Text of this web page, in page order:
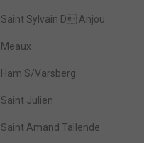
Saint Sylvain D Anjou
Meaux
Ham S/Varsberg
Saint Julien
Saint Amand Tallende